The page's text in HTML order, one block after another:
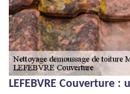
LEFEBVRE Couverture